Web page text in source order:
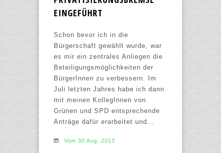
INGEFÜHRT
Schon bevor ich in die
Bürgerschaft gewählt wurde, war
es mir ein zentrales Anliegen die
Beteiligungsmöglichkeiten der
BürgerInnen zu verbessern. Im
Juli letzten Jahres habe ich dann
mit meinen KollegInnen von
Grünen und SPD entsprechende
Anträge dafür erarbeitet und...
Vom 30 Aug, 2013